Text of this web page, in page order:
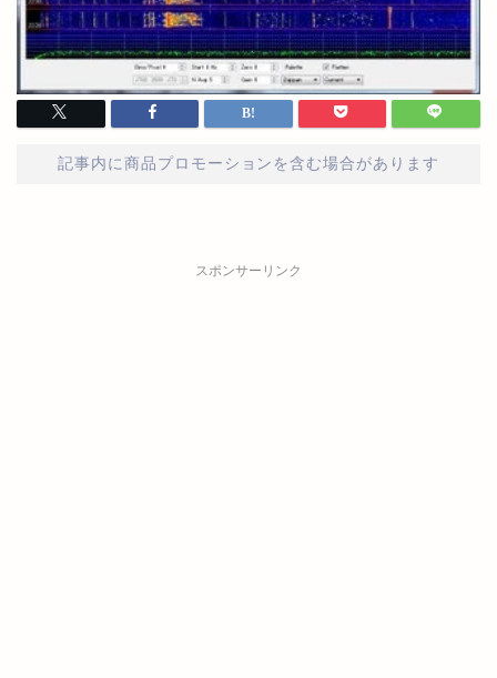
記事内に商品プロモーションを含む場合があります
スポンサーリンク